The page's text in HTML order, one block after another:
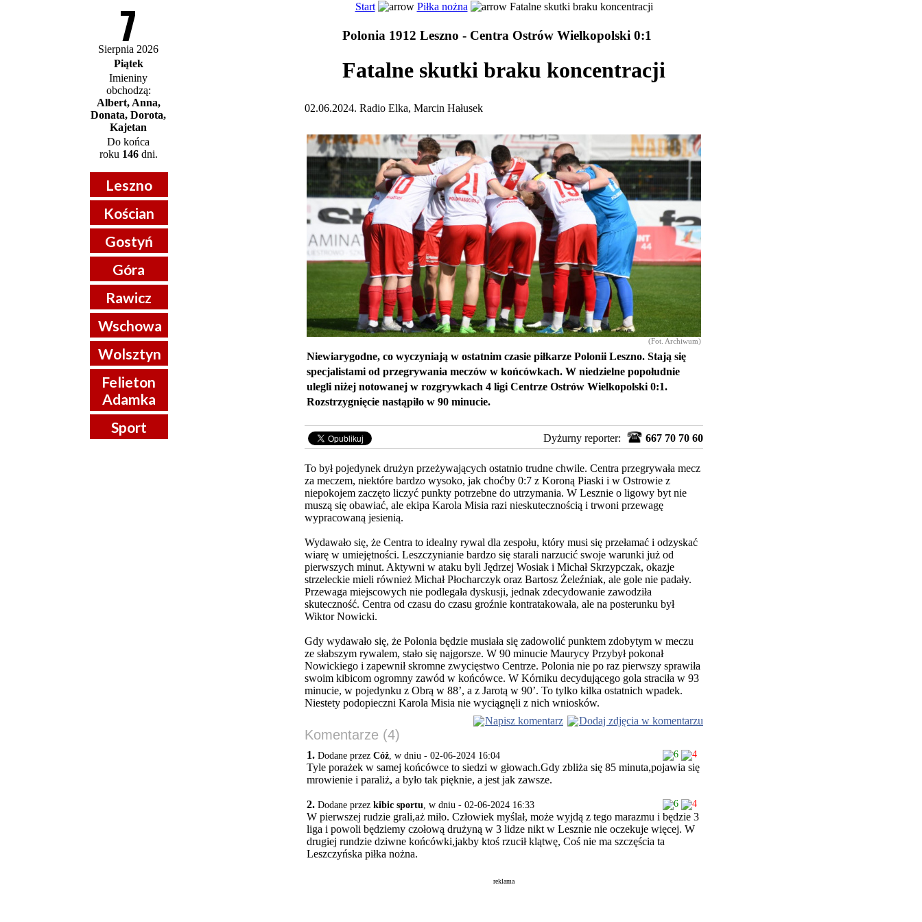
7
Sierpnia 2026
Piątek
Imieniny
obchodzą:
Albert, Anna,
Donata, Dorota,
Kajetan
Do końca
roku 146dni.
Leszno
Kościan
Gostyń
Góra
Rawicz
Wschowa
Wolsztyn
Felieton
Adamka
Sport
Start Piłka nożna Fatalne skutki braku koncentracji
Polonia 1912 Leszno - Centra Ostrów Wielkopolski 0:1
Fatalne skutki braku koncentracji
02.06.2024. Radio Elka, Marcin Hałusek
(Fot. Archiwum)
Niewiarygodne, co wyczyniają w ostatnim czasie piłkarze Polonii Leszno. Stają się
specjalistami od przegrywania meczów w końcówkach. W niedzielne popołudnie
ulegli niżej notowanej w rozgrywkach 4 ligi Centrze Ostrów Wielkopolski 0:1.
Rozstrzygnięcie nastąpiło w 90 minucie.
Dyżurny reporter: 667 70 70 60
To był pojedynek drużyn przeżywających ostatnio trudne chwile. Centra przegrywała mecz
za meczem, niektóre bardzo wysoko, jak choćby 0:7 z Koroną Piaski i w Ostrowie z
niepokojem zaczęto liczyć punkty potrzebne do utrzymania. W Lesznie o ligowy byt nie
muszą się obawiać, ale ekipa Karola Misia razi nieskutecznością i trwoni przewagę
wypracowaną jesienią.
Wydawało się, że Centra to idealny rywal dla zespołu, który musi się przełamać i odzyskać
wiarę w umiejętności. Leszczynianie bardzo się starali narzucić swoje warunki już od
pierwszych minut. Aktywni w ataku byli Jędrzej Wosiak i Michał Skrzypczak, okazje
strzeleckie mieli również Michał Płocharczyk oraz Bartosz Żeleźniak, ale gole nie padały.
Przewaga miejscowych nie podlegała dyskusji, jednak zdecydowanie zawodziła
skuteczność. Centra od czasu do czasu groźnie kontratakowała, ale na posterunku był
Wiktor Nowicki.
Gdy wydawało się, że Polonia będzie musiała się zadowolić punktem zdobytym w meczu
ze słabszym rywalem, stało się najgorsze. W 90 minucie Maurycy Przybył pokonał
Nowickiego i zapewnił skromne zwycięstwo Centrze. Polonia nie po raz pierwszy sprawiła
swoim kibicom ogromny zawód w końcówce. W Kórniku decydującego gola straciła w 93
minucie, w pojedynku z Obrą w 88’, a z Jarotą w 90’. To tylko kilka ostatnich wpadek.
Niestety podopieczni Karola Misia nie wyciągnęli z nich wniosków.
Napisz komentarz
Dodaj zdjęcia w komentarzu
Komentarze (4)
1. Dodane przez Cóż, w dniu - 02-06-2024 16:04 6 4
Tyle porażek w samej końcówce to siedzi w głowach.Gdy zbliża się 85 minuta,pojawia się
mrowienie i paraliż, a było tak pięknie, a jest jak zawsze.
2. Dodane przez kibic sportu, w dniu - 02-06-2024 16:33 6 4
W pierwszej rudzie grali,aż miło. Człowiek myślał, może wyjdą z tego marazmu i będzie 3
liga i powoli będziemy czołową drużyną w 3 lidze nikt w Lesznie nie oczekuje więcej. W
drugiej rundzie dziwne końcówki,jakby ktoś rzucił klątwę, Coś nie ma szczęścia ta
Leszczyńska piłka nożna.
reklama